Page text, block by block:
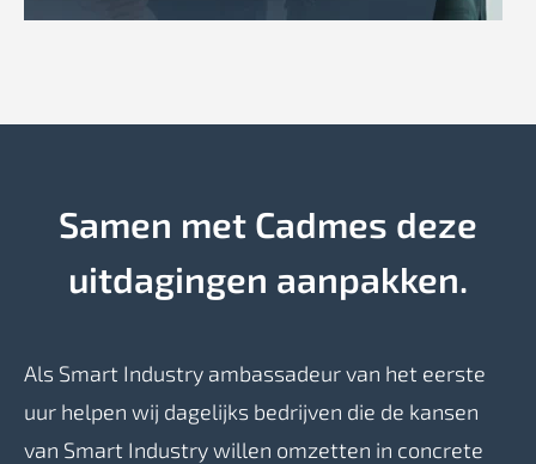
Samen met Cadmes deze
uitdagingen aanpakken.
Als Smart Industry ambassadeur van het eerste
uur helpen wij dagelijks bedrijven die de kansen
van Smart Industry willen omzetten in concrete